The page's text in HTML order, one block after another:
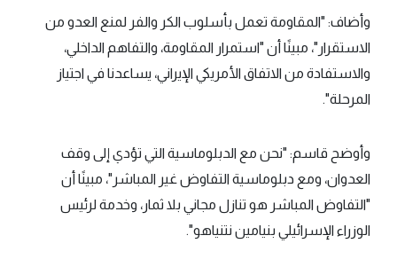
وأضاف: "المقاومة تعمل بأسلوب الكر والفر لمنع العدو من
الاستقرار"، مبينًا أن "استمرار المقاومة، والتفاهم الداخلي،
والاستفادة من الاتفاق الأمريكي الإيراني، يساعدنا في اجتياز
المرحلة".
وأوضح قاسم: "نحن مع الدبلوماسية التي تؤدي إلى وقف
العدوان، ومع دبلوماسية التفاوض غير المباشر"، مبينًا أن
"التفاوض المباشر هو تنازل مجاني بلا ثمار، وخدمة لرئيس
الوزراء الإسرائيلي بنيامين نتنياهو".